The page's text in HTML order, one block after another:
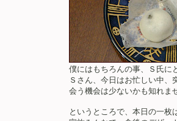
僕にはもちろんの事、Ｓ氏に
Ｓさん、今日はお忙しい中、
会う機会は少ないかも知れま
というところで、本日の一枚